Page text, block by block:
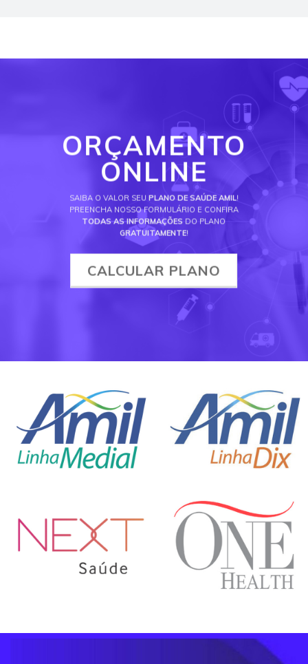
ORÇAMENTO
ONLINE
SAIBA O VALOR SEU PLANO DE SAÚDE AMIL!
PREENCHA NOSSO FORMULÁRIO E CONFIRA
TODAS AS INFORMAÇÕES DO PLANO
GRATUITAMENTE!
CALCULAR PLANO